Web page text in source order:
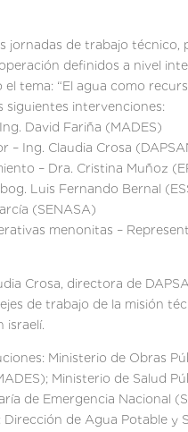
jornadas de trabajo técnico,
definidos a nivel
tema: “El agua como
siguientes intervenciones:
David Fariña (MADES)
Ing. Claudia Crosa
– Dra. Cristina Muñoz
Luis Fernando Bernal
(SENASA)
menonitas –
Crosa, directora de
de trabajo de la misión
israelí.
Ministerio de Obras
Ministerio de Salud
de Emergencia Nacional
de Agua Potable y